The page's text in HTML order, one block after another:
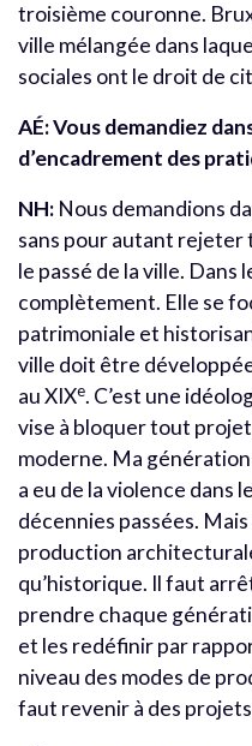
troisième couronne.
ville mélangée dans
sociales ont le droit de
AÉ:Vous demandiez
d’encadrement des
NH: Nous demandions
sans pour autant
le passé de la ville. Dans
complètement. Elle se
patrimoniale et
ville doit être
au XIXe. C’est une
vise à bloquer tout
moderne. Ma
a eu de la violence dans
décennies passées.
production
qu’historique. Il faut
prendre chaque
et les redéfinir par
niveau des modes de
faut revenir à des